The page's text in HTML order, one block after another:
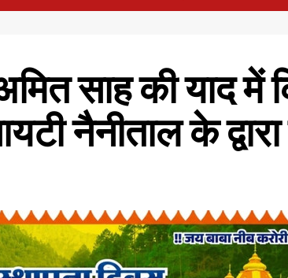
साह की याद में
नैनीताल के